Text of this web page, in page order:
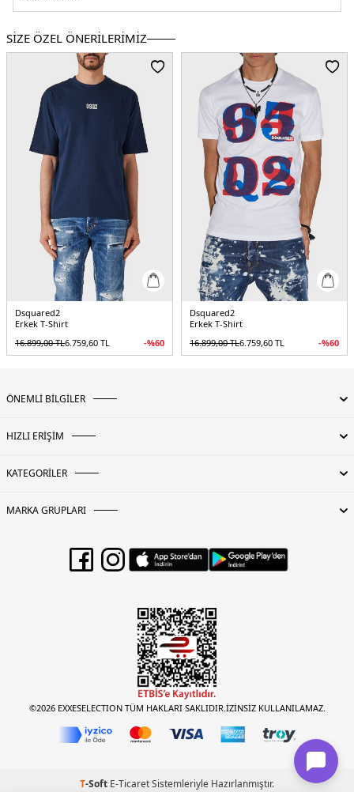
/ Beden : L
Menşei:Çin
SİZE ÖZEL ÖNERİLERİMİZ
Dsquared2
Erkek T-Shirt
16.899,00TL6.759,60 TL -%60
Dsquared2
Erkek T-Shirt
16.899,00TL6.759,60 TL -%60
ÖNEMLİ BİLGİLER
HIZLI ERİŞİM
KATEGORİLER
MARKA GRUPLARI
©2026 EXXESELECTION TÜM HAKLARI SAKLIDIR.İZİNSİZ KULLANILAMAZ.
T-Soft E-TicaretSistemleriyle Hazırlanmıştır.